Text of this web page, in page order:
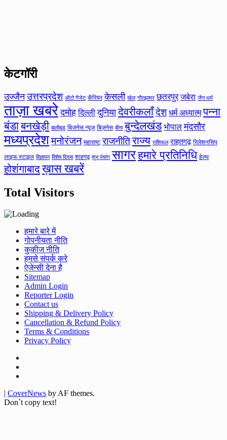
केटगॉरी
उज्जैन उत्तरप्रदेश ऑटो गैजेट कॅरियर केसली खेल गौरझामर छतरपुर जबेरा जैन धर्म
ताज़ा खबरे दमोह दिल्ली दुनिया देवरीकलाँदेश धर्म अध्यात्म पन्ना
बंडाबनखेड़ी बालीबुड बिजनेस न्यूज़ बिज़नेस बीना बुन्देलखंड भोपाल मंदसौर
मध्यप्रदेशमनोरंजन महाराष्ट राजनीतिराज्य राशिफल राहतगढ़ रिलेशनसिप
लाइफ स्टाइल विज्ञापन विशेष दिवस शाहगढ़ शुभ पंचांग सागरहमारे प्रतिनिधि हेल्थ
होशंगाबादख़ास खबरें
Total Visitors
हमारे बारे में
गोपनीयता नीति
कुकीज नीति
हमसे संपर्क करे
ऐजेन्सी देना है
Sitemap
Admin Login
Reporter Login
Contact us
Shipping & Delivery Policy
Cancellation & Refund Policy
Terms & Conditions
Privacy Policy
| CoverNews by AF themes.
Don`t copy text!